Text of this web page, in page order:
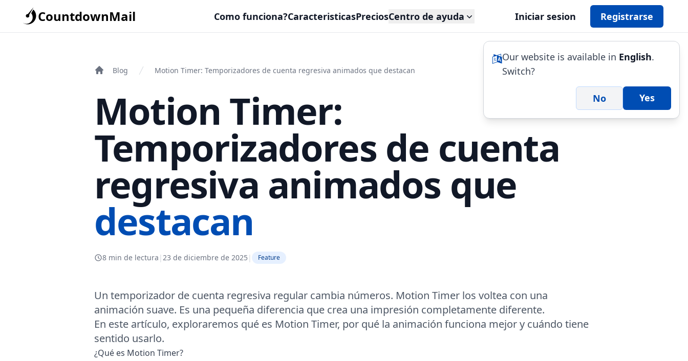
CountdownMail Como funciona?CaracteristicasPreciosCentro de ayuda Iniciar sesion Registrarse
Our website is available in English.
Switch?
No Yes
Blog Motion Timer: Temporizadores de cuenta regresiva animados que destacan
Motion Timer:
Temporizadores de cuenta
regresiva animados que
destacan
8 min de lectura | 23 de diciembre de 2025 | Feature
Un temporizador de cuenta regresiva regular cambia números. Motion Timer los voltea con una
animación suave. Es una pequeña diferencia que crea una impresión completamente diferente.
En este artículo, exploraremos qué es Motion Timer, por qué la animación funciona mejor y cuándo tiene
sentido usarlo.
¿Qué es Motion Timer?